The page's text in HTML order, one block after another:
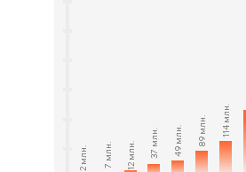
2 млн. 7 млн. 12 млн. 37 млн. 49 млн. 89 млн. 114 млн.